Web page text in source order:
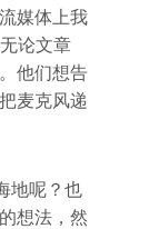
媒体上我
论文章
他们想告
麦克风递
地呢？也
想法，然